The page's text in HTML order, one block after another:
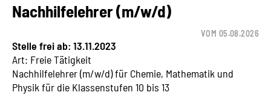
Nachhilfelehrer (m/w/d)
VOM 05.08.2026
Stelle frei ab: 13.11.2023
Art: Freie Tätigkeit
Nachhilfelehrer (m/w/d) für Chemie, Mathematik und
Physik für die Klassenstufen 10 bis 13